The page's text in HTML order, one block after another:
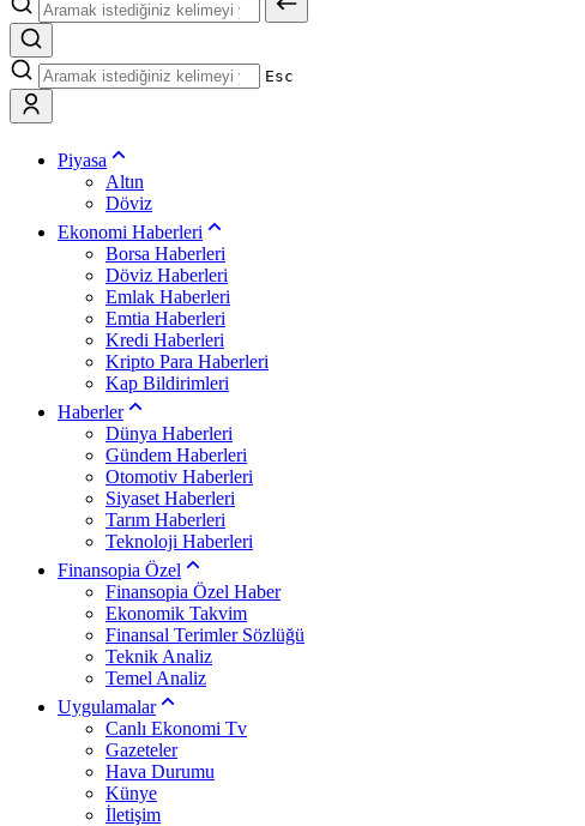
Esc
Piyasa
Altın
Döviz
Ekonomi Haberleri
Borsa Haberleri
Döviz Haberleri
Emlak Haberleri
Emtia Haberleri
Kredi Haberleri
Kripto Para Haberleri
Kap Bildirimleri
Haberler
Dünya Haberleri
Gündem Haberleri
Otomotiv Haberleri
Siyaset Haberleri
Tarım Haberleri
Teknoloji Haberleri
Finansopia Özel
Finansopia Özel Haber
Ekonomik Takvim
Finansal Terimler Sözlüğü
Teknik Analiz
Temel Analiz
Uygulamalar
Canlı Ekonomi Tv
Gazeteler
Hava Durumu
Künye
İletişim